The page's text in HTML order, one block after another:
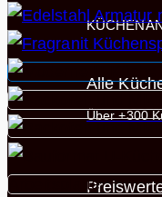
Alle
Über +300